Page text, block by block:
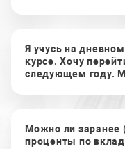
Я учусь на
курсе. Хочу
следующем году.
Можно ли заранее
проценты по